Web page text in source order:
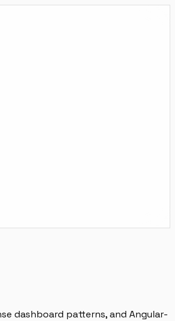
dashboard patterns, and Angular-